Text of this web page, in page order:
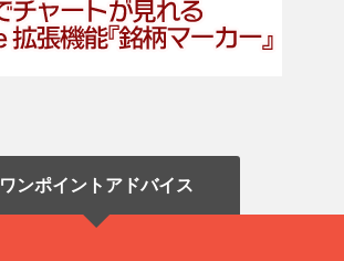
ワンポイントアドバイス